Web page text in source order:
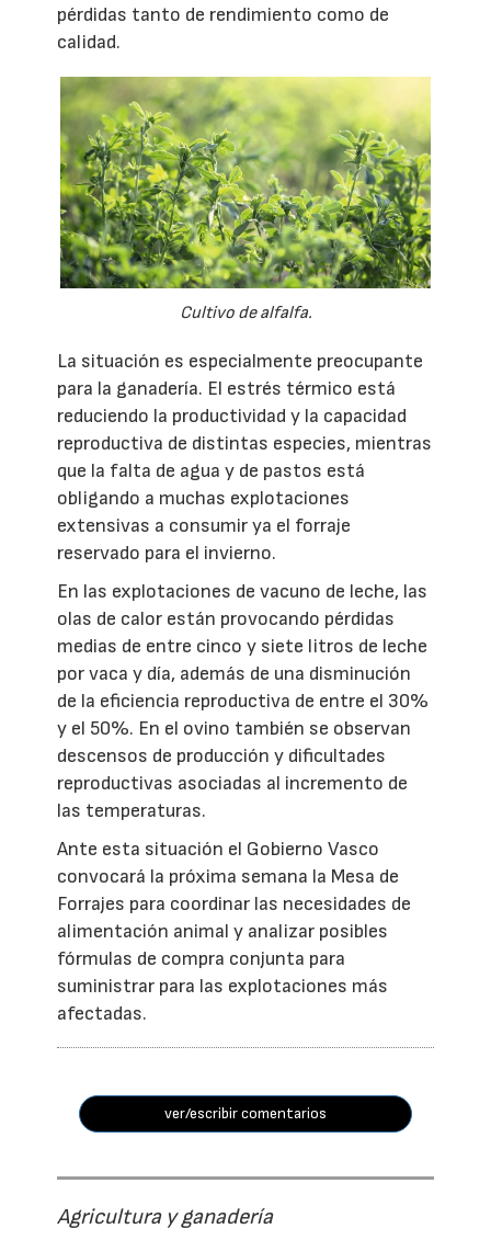
pérdidas tanto de rendimiento como de
calidad.
Cultivo de alfalfa.
La situación es especialmente preocupante
para la ganadería. El estrés térmico está
reduciendo la productividad y la capacidad
reproductiva de distintas especies, mientras
que la falta de agua y de pastos está
obligando a muchas explotaciones
extensivas a consumir ya el forraje
reservado para el invierno.
En las explotaciones de vacuno de leche, las
olas de calor están provocando pérdidas
medias de entre cinco y siete litros de leche
por vaca y día, además de una disminución
de la eficiencia reproductiva de entre el 30%
y el 50%. En el ovino también se observan
descensos de producción y dificultades
reproductivas asociadas al incremento de
las temperaturas.
Ante esta situación el Gobierno Vasco
convocará la próxima semana la Mesa de
Forrajes para coordinar las necesidades de
alimentación animal y analizar posibles
fórmulas de compra conjunta para
suministrar para las explotaciones más
afectadas.
ver/escribir comentarios
Agricultura y ganadería